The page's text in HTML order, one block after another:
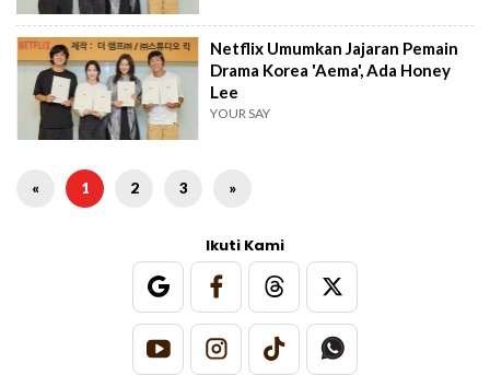
Netflix Umumkan Jajaran Pemain
Drama Korea 'Aema', Ada Honey
Lee
YOUR SAY
« 1 2 3 »
Ikuti Kami